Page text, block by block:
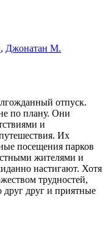
, Джонатан М.
отпуск.
по плану. Они
и
Их
посещения парков
жителями и
настигают. Хотя
трудностей,
друг друг и приятные